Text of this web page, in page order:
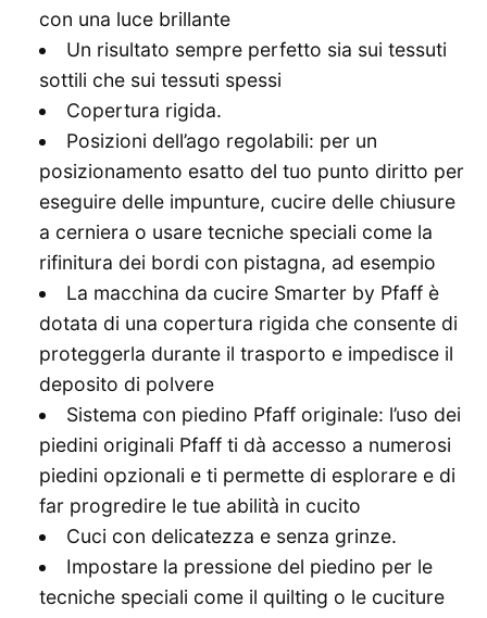
con una luce brillante
Un risultato sempre perfetto sia sui tessuti
sottili che sui tessuti spessi
Copertura rigida.
Posizioni dell’ago regolabili: per un
posizionamento esatto del tuo punto diritto per
eseguire delle impunture, cucire delle chiusure
a cerniera o usare tecniche speciali come la
rifinitura dei bordi con pistagna, ad esempio
La macchina da cucire Smarter by Pfaff è
dotata di una copertura rigida che consente di
proteggerla durante il trasporto e impedisce il
deposito di polvere
Sistema con piedino Pfaff originale: l’uso dei
piedini originali Pfaff ti dà accesso a numerosi
piedini opzionali e ti permette di esplorare e di
far progredire le tue abilità in cucito
Cuci con delicatezza e senza grinze.
Impostare la pressione del piedino per le
tecniche speciali come il quilting o le cuciture